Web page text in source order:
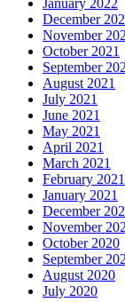
January 2022
December
November
October 2021
September
August 2021
July 2021
June 2021
May 2021
April 2021
March 2021
February 2021
January 2021
December
November
October 2020
September
August 2020
July 2020